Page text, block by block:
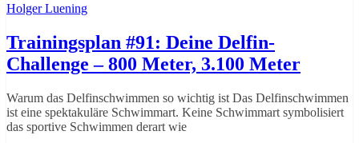
Holger Luening
Trainingsplan #91: Deine Delfin-
Challenge – 800 Meter, 3.100 Meter
Warum das Delfinschwimmen so wichtig ist Das Delfinschwimmen
ist eine spektakuläre Schwimmart. Keine Schwimmart symbolisiert
das sportive Schwimmen derart wie